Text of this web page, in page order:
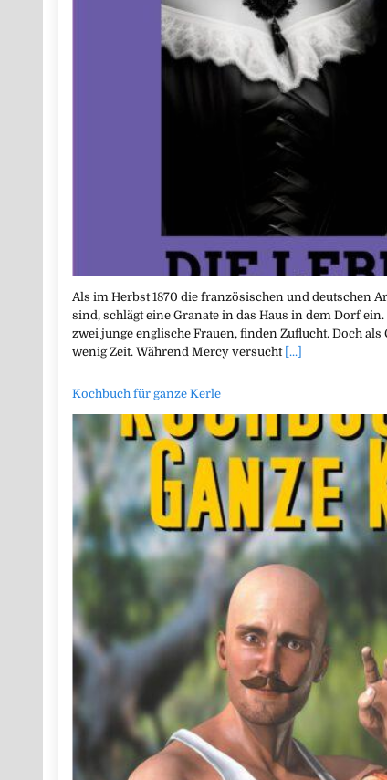
Als im Herbst 1870 die französischen und deutschen
sind, schlägt eine Granate in das Haus in dem Dorf
zwei junge englische Frauen, finden Zuflucht. Doch
wenig Zeit. Während Mercy versucht [...]
Kochbuch für ganze Kerle